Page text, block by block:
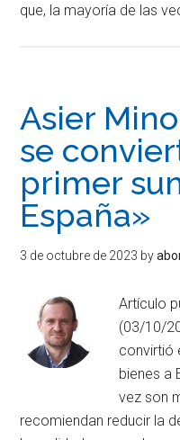
que, la mayoría de las
Asier
se
primer
España»
3 de octubre de 2023 by
Artículo
(03/10/
convirtió
bienes a
vez son
recomiendan reducir la